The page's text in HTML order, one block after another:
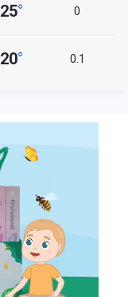
25° 0
20° 0.1